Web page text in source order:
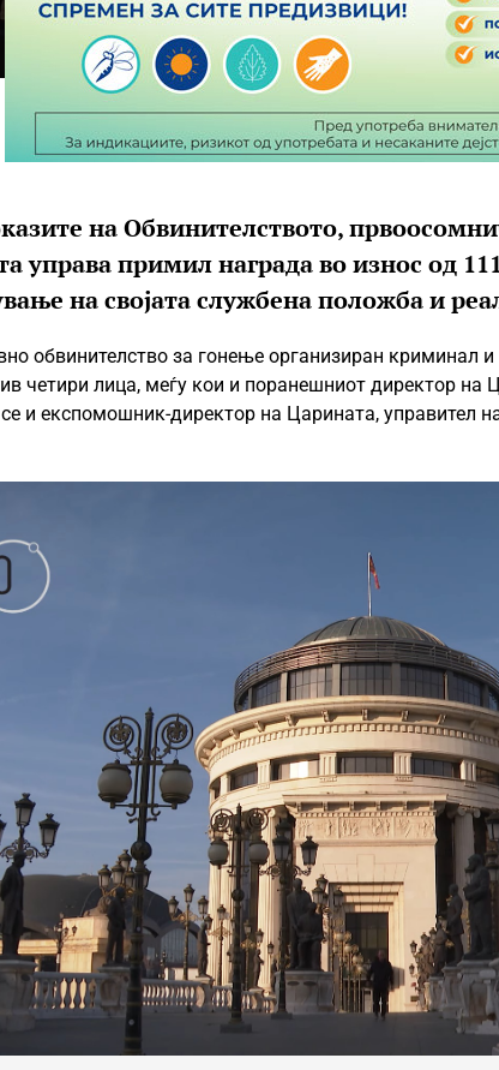
на Обвинителството,
управа примил награда во износ од
на својата службена положба и
обвинителство за гонење организиран криминал
четири лица, меѓу кои и поранешниот директор на
и експомошник-директор на Царината, управител